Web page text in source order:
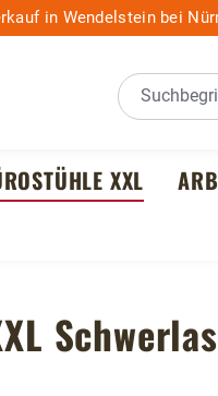
in Wendelstein bei
XXL